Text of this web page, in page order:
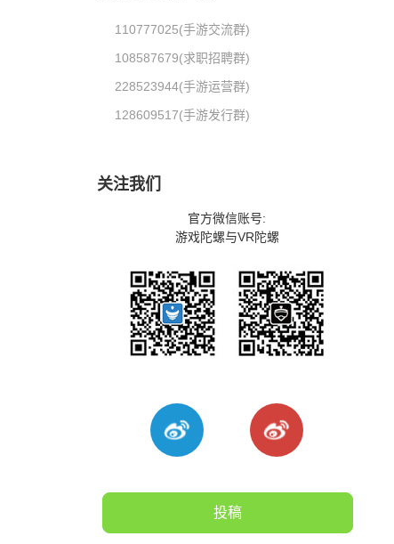
110777025(手游交流群)
108587679(求职招聘群)
228523944(手游运营群)
128609517(手游发行群)
关注我们
官方微信账号:
游戏陀螺与VR陀螺
投稿